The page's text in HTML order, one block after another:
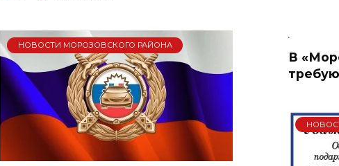
НОВОСТИ МОРОЗОВСКОГО РАЙОНА
В